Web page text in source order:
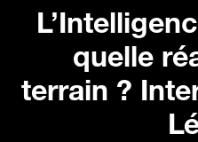
quelle
terrain ?